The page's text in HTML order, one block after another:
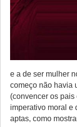
e a de ser mulher
começo não havia
(convencer os
imperativo moral e
aptas, como